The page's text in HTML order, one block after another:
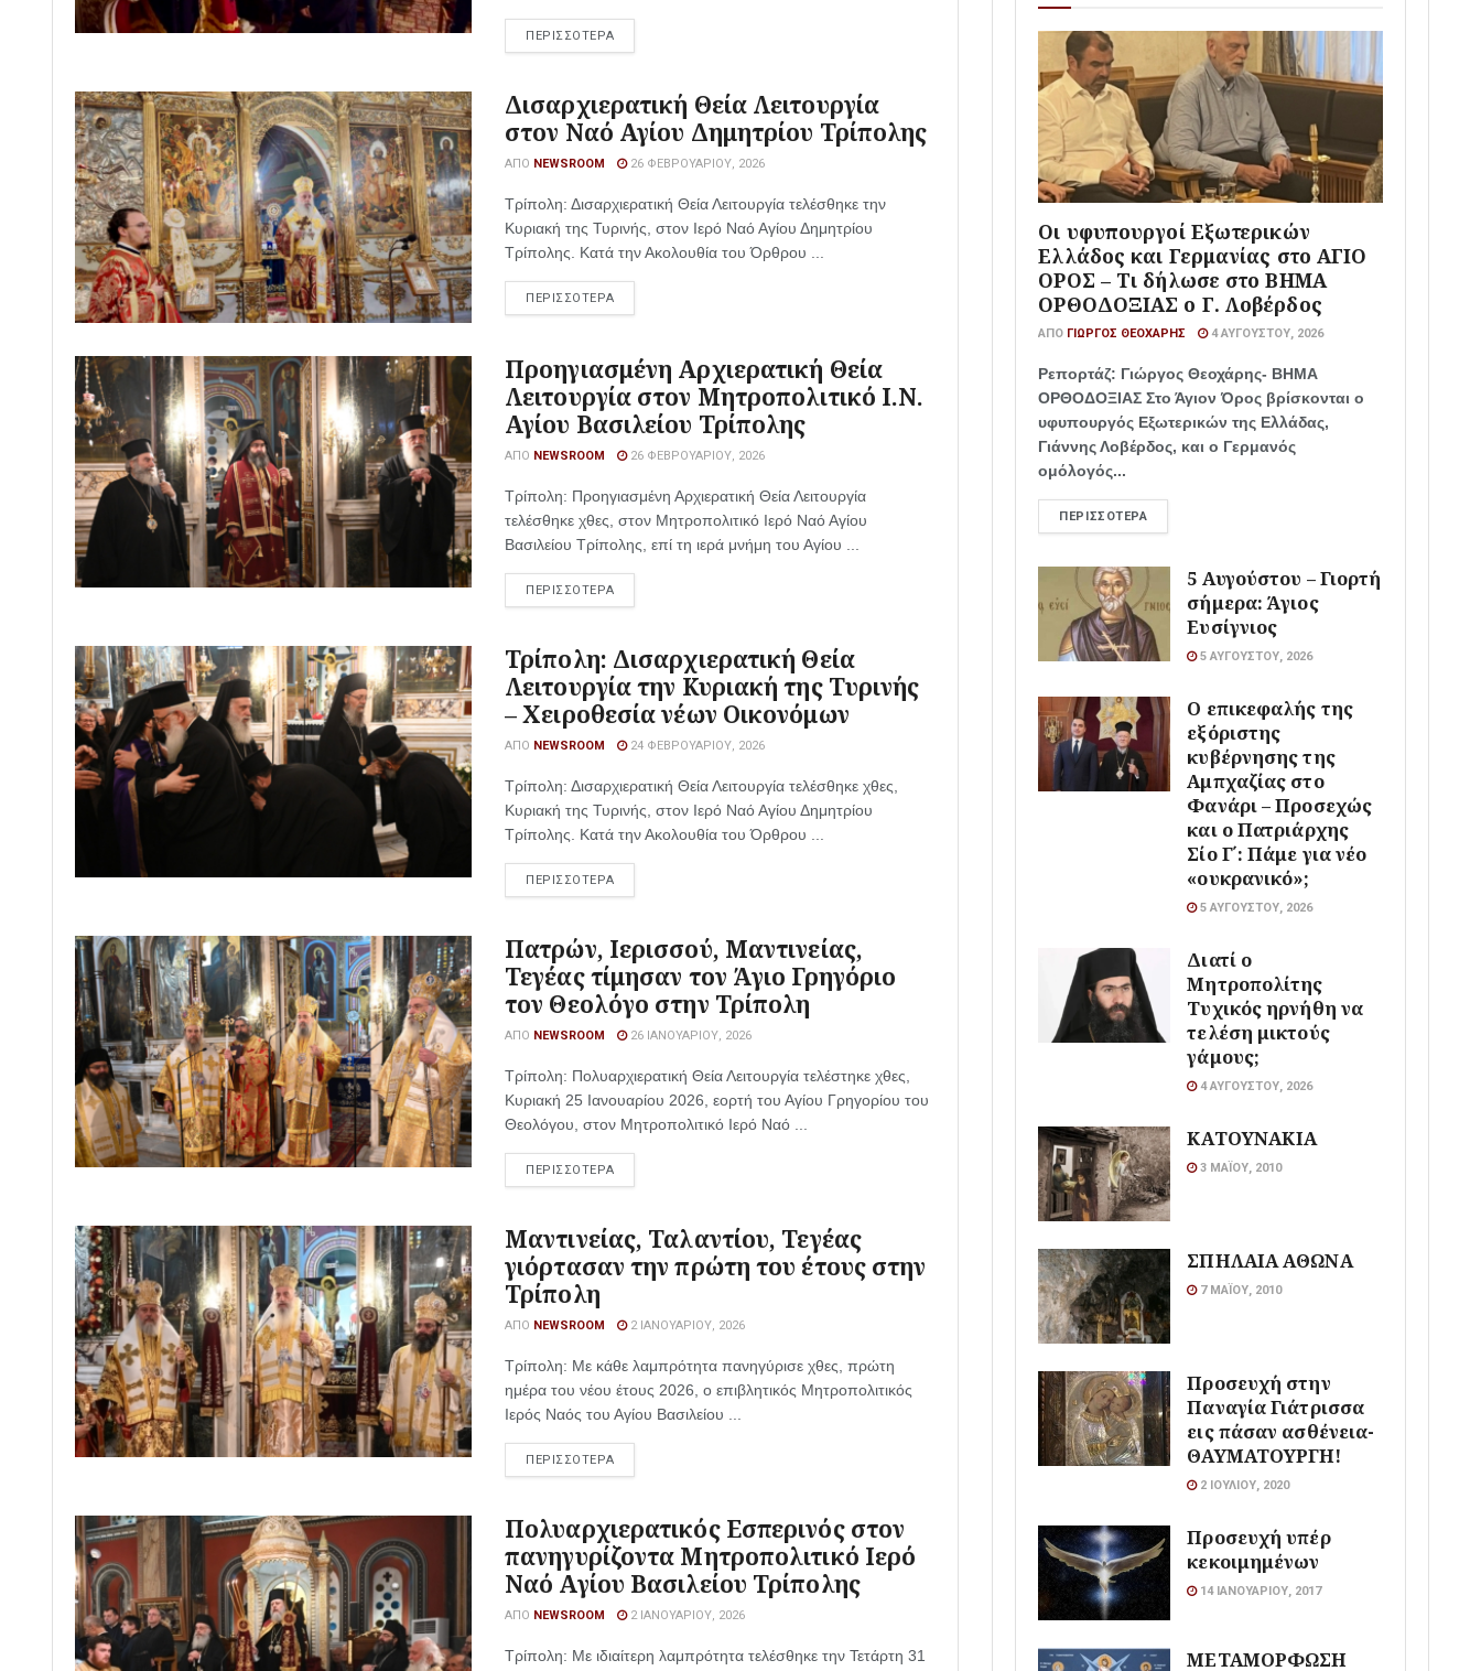
ΠΕΡΙΣΣΟΤΕΡΑ
Δισαρχιερατική Θεία Λειτουργία
στον Ναό Αγίου Δημητρίου Τρίπολης
ΑΠΌ NEWSROOM 26 ΦΕΒΡΟΥΑΡΊΟΥ, 2026
Τρίπολη: Δισαρχιερατική Θεία Λειτουργία τελέσθηκε την
Κυριακή της Τυρινής, στον Ιερό Ναό Αγίου Δημητρίου
Τρίπολης. Κατά την Ακολουθία του Όρθρου ...
ΠΕΡΙΣΣΟΤΕΡΑ
Προηγιασμένη Αρχιερατική Θεία
Λειτουργία στον Μητροπολιτικό Ι.Ν.
Αγίου Βασιλείου Τρίπολης
ΑΠΌ NEWSROOM 26 ΦΕΒΡΟΥΑΡΊΟΥ, 2026
Τρίπολη: Προηγιασμένη Αρχιερατική Θεία Λειτουργία
τελέσθηκε χθες, στον Μητροπολιτικό Ιερό Ναό Αγίου
Βασιλείου Τρίπολης, επί τη ιερά μνήμη του Αγίου ...
ΠΕΡΙΣΣΟΤΕΡΑ
Τρίπολη: Δισαρχιερατική Θεία
Λειτουργία την Κυριακή της Τυρινής
– Χειροθεσία νέων Οικονόμων
ΑΠΌ NEWSROOM 24 ΦΕΒΡΟΥΑΡΊΟΥ, 2026
Τρίπολη: Δισαρχιερατική Θεία Λειτουργία τελέσθηκε χθες,
Κυριακή της Τυρινής, στον Ιερό Ναό Αγίου Δημητρίου
Τρίπολης. Κατά την Ακολουθία του Όρθρου ...
ΠΕΡΙΣΣΟΤΕΡΑ
Πατρών, Ιερισσού, Μαντινείας,
Τεγέας τίμησαν τον Άγιο Γρηγόριο
τον Θεολόγο στην Τρίπολη
ΑΠΌ NEWSROOM 26 ΙΑΝΟΥΑΡΊΟΥ, 2026
Τρίπολη: Πολυαρχιερατική Θεία Λειτουργία τελέστηκε χθες,
Κυριακή 25 Ιανουαρίου 2026, εορτή του Αγίου Γρηγορίου του
Θεολόγου, στον Μητροπολιτικό Ιερό Ναό ...
ΠΕΡΙΣΣΟΤΕΡΑ
Μαντινείας, Ταλαντίου, Τεγέας
γιόρτασαν την πρώτη του έτους στην
Τρίπολη
ΑΠΌ NEWSROOM 2 ΙΑΝΟΥΑΡΊΟΥ, 2026
Τρίπολη: Με κάθε λαμπρότητα πανηγύρισε χθες, πρώτη
ημέρα του νέου έτους 2026, ο επιβλητικός Μητροπολιτικός
Ιερός Ναός του Αγίου Βασιλείου ...
ΠΕΡΙΣΣΟΤΕΡΑ
Πολυαρχιερατικός Εσπερινός στον
πανηγυρίζοντα Μητροπολιτικό Ιερό
Ναό Αγίου Βασιλείου Τρίπολης
ΑΠΌ NEWSROOM 2 ΙΑΝΟΥΑΡΊΟΥ, 2026
Τρίπολη: Με ιδιαίτερη λαμπρότητα τελέσθηκε την Τετάρτη 31
Οι υφυπουργοί Εξωτερικών
Ελλάδος και Γερμανίας στο ΑΓΙΟ
ΟΡΟΣ – Τι δήλωσε στο ΒΗΜΑ
ΟΡΘΟΔΟΞΙΑΣ ο Γ. Λοβέρδος
ΑΠΌ ΓΙΏΡΓΟΣ ΘΕΟΧΆΡΗΣ 4 ΑΥΓΟΎΣΤΟΥ, 2026
Ρεπορτάζ: Γιώργος Θεοχάρης- ΒΗΜΑ
ΟΡΘΟΔΟΞΙΑΣ Στο Άγιον Όρος βρίσκονται ο
υφυπουργός Εξωτερικών της Ελλάδας,
Γιάννης Λοβέρδος, και ο Γερμανός
ομόλογός...
ΠΕΡΙΣΣΌΤΕΡΑ
5 Αυγούστου – Γιορτή
σήμερα: Άγιος
Ευσίγνιος
5 ΑΥΓΟΎΣΤΟΥ, 2026
Ο επικεφαλής της
εξόριστης
κυβέρνησης της
Αμπχαζίας στο
Φανάρι – Προσεχώς
και ο Πατριάρχης
Σίο Γ΄: Πάμε για νέο
«ουκρανικό»;
5 ΑΥΓΟΎΣΤΟΥ, 2026
Διατί ο
Μητροπολίτης
Τυχικός ηρνήθη να
τελέση μικτούς
γάμους;
4 ΑΥΓΟΎΣΤΟΥ, 2026
ΚΑΤΟΥΝΑΚΙΑ
3 ΜΑΪ́ΟΥ, 2010
ΣΠΗΛΑΙΑ ΑΘΩΝΑ
7 ΜΑΪ́ΟΥ, 2010
Προσευχή στην
Παναγία Γιάτρισσα
εις πάσαν ασθένεια-
ΘΑΥΜΑΤΟΥΡΓΗ!
2 ΙΟΥΛΊΟΥ, 2020
Προσευχή υπέρ
κεκοιμημένων
14 ΙΑΝΟΥΑΡΊΟΥ, 2017
ΜΕΤΑΜΟΡΦΩΣΗ